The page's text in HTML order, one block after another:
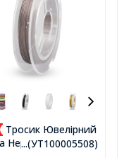
...(УТ100005508)
Тросик Ювелірний
Нержавіюча